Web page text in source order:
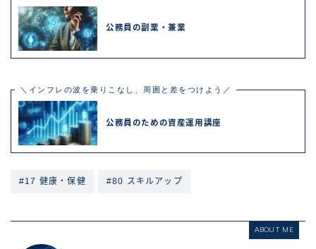
公務員の副業・兼業
＼インフレの波を乗りこなし、周囲と差をつけよう／
公務員のための資産運用講座
#17 健康・保健 #80 スキルアップ
ABOUT ME